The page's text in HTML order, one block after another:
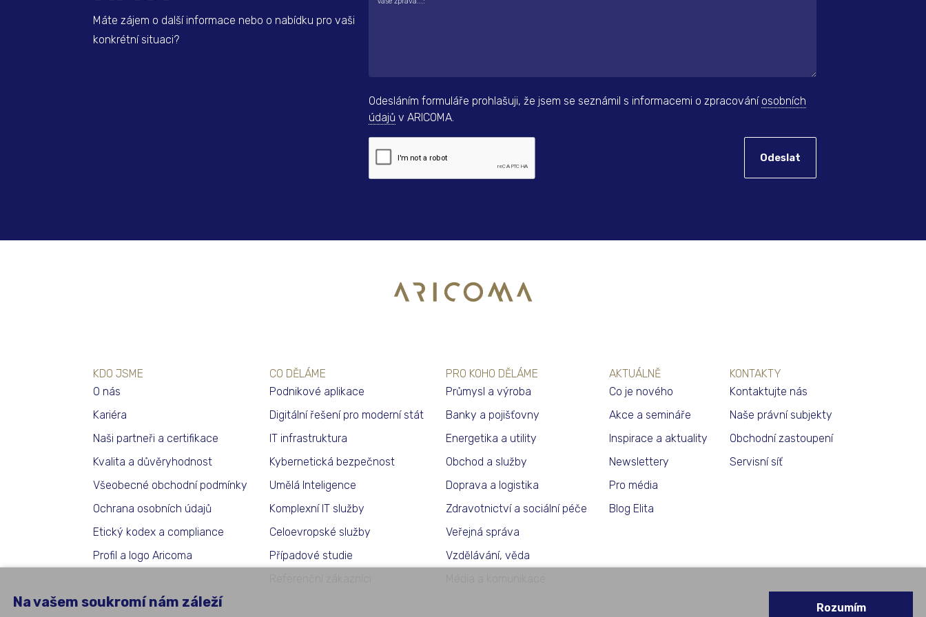
Máte zájem o další informace nebo o nabídku pro vaši
konkrétní situaci?
Odesláním formuláře prohlašuji, že jsem se seznámil s informacemi o zpracování osobních
údajů v ARICOMA.
Odeslat
Na vašem soukromí nám záleží Rozumím
KDO JSME
O nás
Kariéra
Naši partneři a certifikace
Kvalita a důvěryhodnost
Všeobecné obchodní podmínky
Ochrana osobních údajů
Etický kodex a compliance
Profil a logo Aricoma
CO DĚLÁME
Podnikové aplikace
Digitální řešení pro moderní stát
IT infrastruktura
Kybernetická bezpečnost
Umělá Inteligence
Komplexní IT služby
Celoevropské služby
Případové studie
PRO KOHO DĚLÁME
Průmysl a výroba
Banky a pojišťovny
Energetika a utility
Obchod a služby
Doprava a logistika
Zdravotnictví a sociální péče
Veřejná správa
Vzdělávání, věda
AKTUÁLNĚ
Co je nového
Akce a semináře
Inspirace a aktuality
Newslettery
Pro média
Blog Elita
KONTAKTY
Kontaktujte nás
Naše právní subjekty
Obchodní zastoupení
Servisní síť